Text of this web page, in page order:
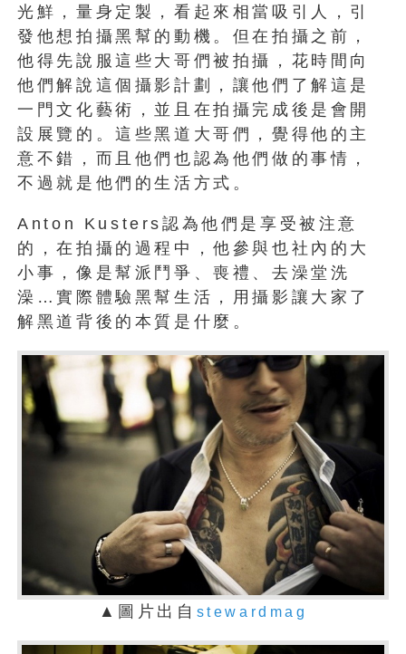
光鮮，量身定製，看起來相當吸引人，引
發他想拍攝黑幫的動機。但在拍攝之前，
他得先說服這些大哥們被拍攝，花時間向
他們解說這個攝影計劃，讓他們了解這是
一門文化藝術，並且在拍攝完成後是會開
設展覽的。這些黑道大哥們，覺得他的主
意不錯，而且他們也認為他們做的事情，
不過就是他們的生活方式。
Anton Kusters認為他們是享受被注意
的，在拍攝的過程中，他參與也社內的大
小事，像是幫派鬥爭、喪禮、去澡堂洗
澡…實際體驗黑幫生活，用攝影讓大家了
解黑道背後的本質是什麼。
▲圖片出自 stewardmag